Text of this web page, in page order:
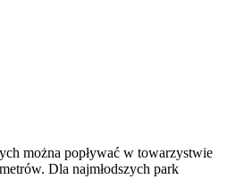
można popływać w towarzystwie
Dla najmłodszych park